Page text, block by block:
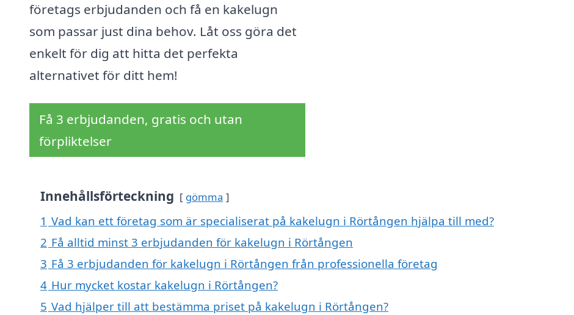
företags erbjudanden och få en kakelugn
som passar just dina behov. Låt oss göra det
enkelt för dig att hitta det perfekta
alternativet för ditt hem!
Få 3 erbjudanden, gratis och utan
förpliktelser
Innehållsförteckning gömma
1 Vad kan ett företag som är specialiserat på kakelugn i Rörtången hjälpa till med?
2 Få alltid minst 3 erbjudanden för kakelugn i Rörtången
3 Få 3 erbjudanden för kakelugn i Rörtången från professionella företag
4 Hur mycket kostar kakelugn i Rörtången?
5 Vad hjälper till att bestämma priset på kakelugn i Rörtången?